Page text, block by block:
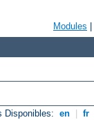
Modules
Disponibles: en fr